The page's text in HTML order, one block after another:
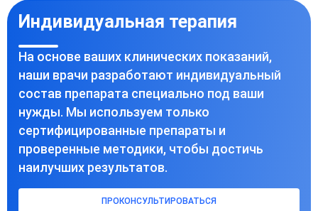
Индивидуальная терапия
На основе ваших клинических показаний,
наши врачи разработают индивидуальный
состав препарата специально под ваши
нужды. Мы используем только
сертифицированные препараты и
проверенные методики, чтобы достичь
наилучших результатов.
ПРОКОНСУЛЬТИРОВАТЬСЯ